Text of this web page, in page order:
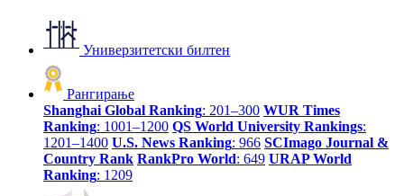
Универзитетски билтен
Рангирање
Shanghai Global Ranking: 201–300 WUR Times
Ranking: 1001–1200 QS World University Rankings:
1201–1400 U.S. News Ranking: 966 SCImago Journal &
Country Rank RankPro World: 649 URAP World
Ranking: 1209